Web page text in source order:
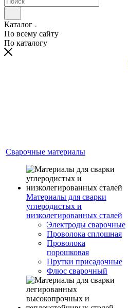
Каталог
По всему сайту
По каталогу
Сварочные материалы
Материалы для сварки
углеродистых и
низколегированных сталей
Электроды сварочные
Проволока сплошная
Проволока
порошковая
Прутки присадочные
Флюс сварочный